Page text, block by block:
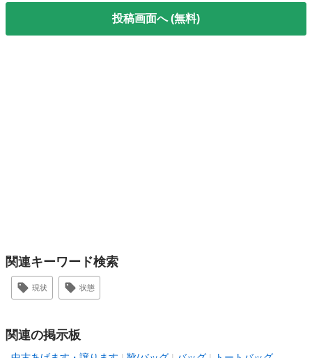
投稿画面へ (無料)
関連キーワード検索
現状 状態
関連の掲示板